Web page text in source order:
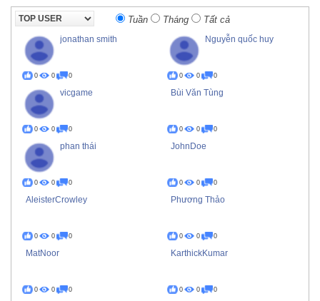
Tuần Tháng Tất cả
jonathan smith
0 0 0
Nguyễn quốc huy
0 0 0
vicgame
0 0 0
Bùi Văn Tùng
0 0 0
phan thái
0 0 0
JohnDoe
0 0 0
AleisterCrowley
0 0 0
Phương Thảo
0 0 0
MatNoor
0 0 0
KarthickKumar
0 0 0